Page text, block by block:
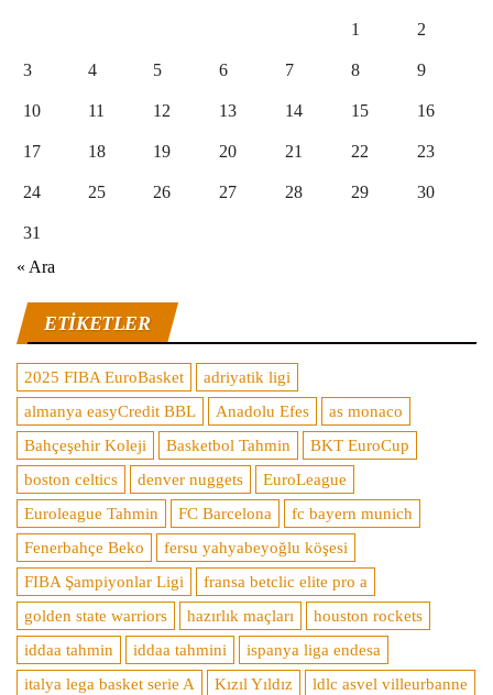
1 2
3 4 5 6 7 8 9
10 11 12 13 14 15 16
17 18 19 20 21 22 23
24 25 26 27 28 29 30
31
« Ara
ETIKETLER
2025 FIBA EuroBasket
adriyatik ligi
almanya easyCredit BBL
Anadolu Efes
as monaco
Bahçeşehir Koleji
Basketbol Tahmin
BKT EuroCup
boston celtics
denver nuggets
EuroLeague
Euroleague Tahmin
FC Barcelona
fc bayern munich
Fenerbahçe Beko
fersu yahyabeyoğlu köşesi
FIBA Şampiyonlar Ligi
fransa betclic elite pro a
golden state warriors
hazırlık maçları
houston rockets
iddaa tahmin
iddaa tahmini
ispanya liga endesa
italya lega basket serie A
Kızıl Yıldız
ldlc asvel villeurbanne